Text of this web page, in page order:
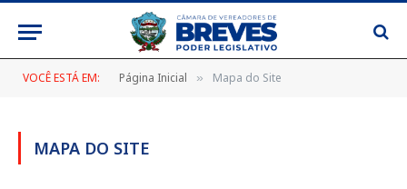
VOCÊ ESTÁ EM: Página Inicial » Mapa do Site
MAPA DO SITE